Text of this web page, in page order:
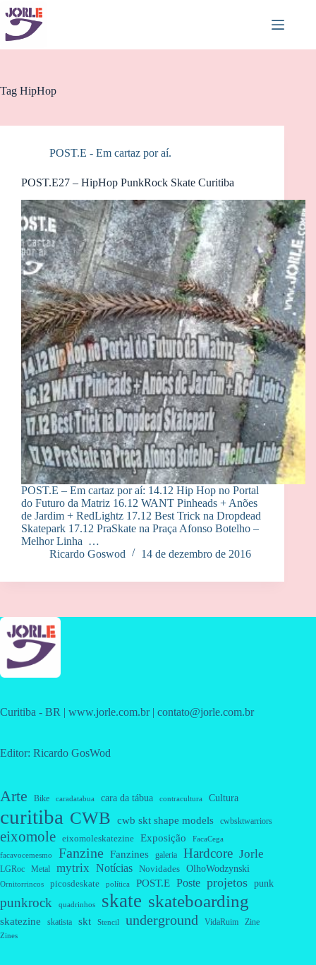
Pular
para
conteúdo
Tag HipHop
POST.E - Em cartaz por aí.
POST.E27 – HipHop PunkRock Skate Curitiba
POST.E – Em cartaz por aí: 14.12 Hip Hop no Portal
do Futuro da Matriz 16.12 WANT Pinheads + Anões
de Jardim + RedLightz 17.12 Best Trick na Dropdead
Skatepark 17.12 PraSkate na Praça Afonso Botelho –
Melhor Linha …
Ricardo Goswod
14 de dezembro de 2016
Curitiba - BR | www.jorle.com.br | contato@jorle.com.br
Editor: Ricardo GosWod
Arte Bike caradatabua cara da tábua contracultura Cultura
curitiba CWB cwb skt shape models cwbsktwarriors
eixomole eixomoleskatezine Exposição FacaCega
facavocemesmo Fanzine Fanzines galeria Hardcore Jorle
LGRoc Metal mytrix Notícias Novidades OlhoWodzynski
Ornitorrincos picosdeskate política POST.E Poste projetos punk
punkrock quadrinhos skate skateboarding
skatezine skatista skt Stencil underground VidaRuim Zine
Zines